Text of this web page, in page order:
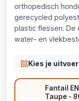
orthopedisch
gerecycled
plastic flessen. De
water- en
Kies je
Fantail
Taupe -